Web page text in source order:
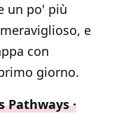
un po' più
e
con
giorno.
·